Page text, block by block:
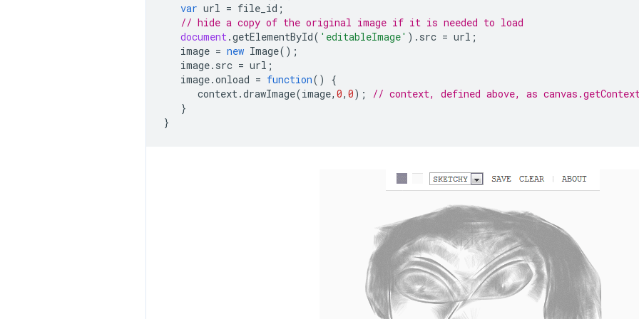
var url = file_id ;
// hide a copy of the original image if it is needed to load
document.getElementById( 'editableImage' ). src = url ;
image = new Image();
image. src = url ;
image.onload = function()
{
context.drawImage(image, 0, 0);
// context, defined above, as
}
}